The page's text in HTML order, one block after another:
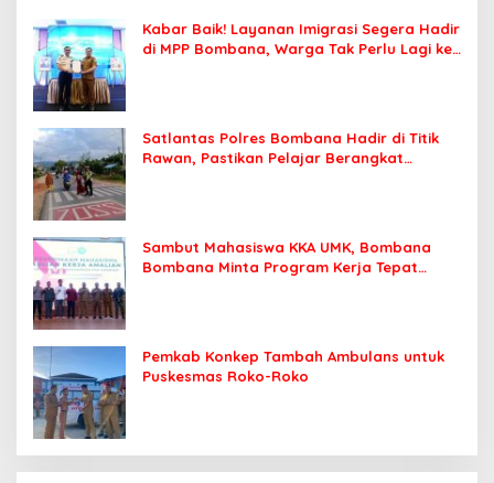
Kabar Baik! Layanan Imigrasi Segera Hadir
di MPP Bombana, Warga Tak Perlu Lagi ke
Satlantas Polres Bombana Hadir di Titik
Rawan, Pastikan Pelajar Berangkat
Sambut Mahasiswa KKA UMK, Bombana
Bombana Minta Program Kerja Tepat
Pemkab Konkep Tambah Ambulans untuk
Puskesmas Roko-Roko